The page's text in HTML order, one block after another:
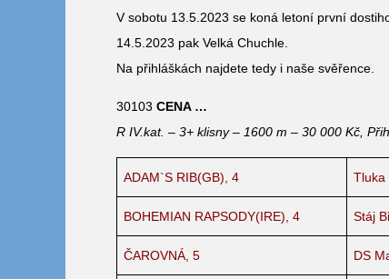
V sobotu 13.5.2023 se koná letoní první
14.5.2023 pak Velká Chuchle.
Na přihláškách najdete tedy i naše svěřence.
30103 CENA …
R IV.kat. – 3+ klisny – 1600 m – 30 000 Kč,
ADAM`S RIB(GB), 4 Tluka
BOHEMIAN RAPSODY(IRE), 4 Stáj
ČAROVNÁ, 5 DS